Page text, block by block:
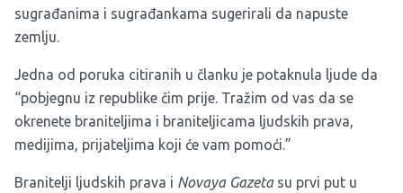
sugrađanima i sugrađankama sugerirali da napuste
zemlju.
Jedna od poruka citiranih u članku je potaknula ljude da
“pobjegnu iz republike čim prije. Tražim od vas da se
okrenete braniteljima i braniteljicama ljudskih prava,
medijima, prijateljima koji će vam pomoći.”
Branitelji ljudskih prava i Novaya Gazeta su prvi put u